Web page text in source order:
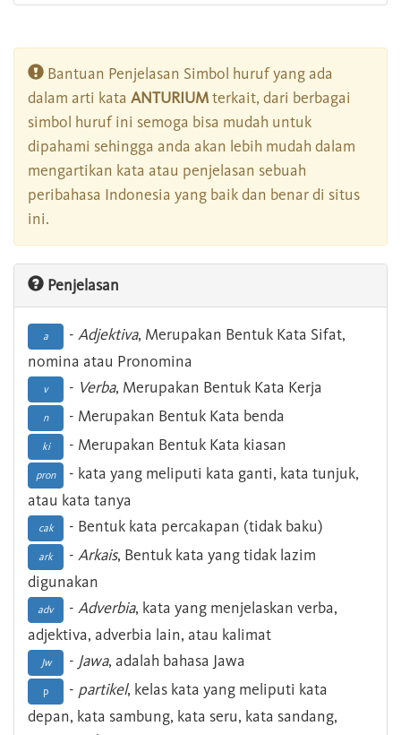
Bantuan Penjelasan Simbol huruf yang ada
dalam arti kata ANTURIUMterkait, dari berbagai
simbol huruf ini semoga bisa mudah untuk
dipahami sehingga anda akan lebih mudah dalam
mengartikan kata atau penjelasan sebuah
peribahasa Indonesia yang baik dan benar di situs
ini.
Penjelasan
a - Adjektiva, Merupakan Bentuk Kata Sifat,
nomina atau Pronomina
v - Verba, Merupakan Bentuk Kata Kerja
n - Merupakan Bentuk Kata benda
ki - Merupakan Bentuk Kata kiasan
pron
- kata yang meliputi kata ganti, kata tunjuk,
atau kata tanya
cak - Bentuk kata percakapan (tidak baku)
ark - Arkais, Bentuk kata yang tidak lazim
digunakan
adv - Adverbia, kata yang menjelaskan verba,
adjektiva, adverbia lain, atau kalimat
Jw - Jawa, adalah bahasa Jawa
p - partikel, kelas kata yang meliputi kata
depan, kata sambung, kata seru, kata sandang,